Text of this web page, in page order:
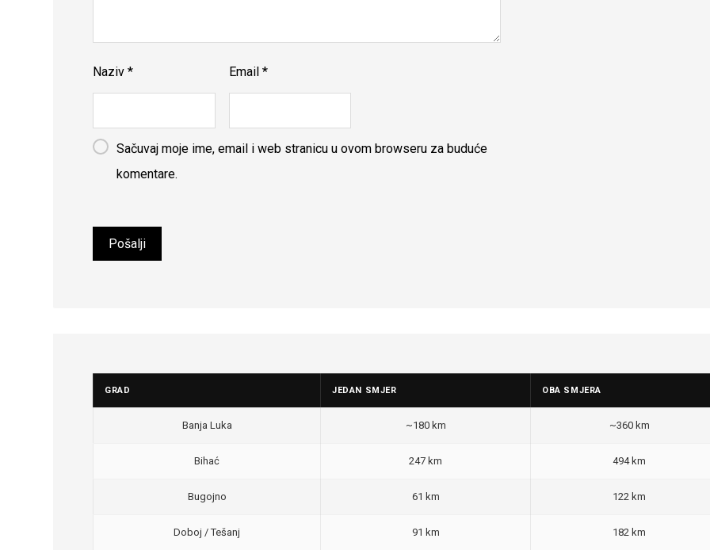
Naziv* Email *
Sačuvaj moje ime, email i web stranicu u ovom browseru za buduće
komentare.
GRAD JEDAN SMJER OBA SMJERA
Banja Luka ~180 km ~360 km
Bihać 247 km 494 km
Bugojno 61 km 122 km
Doboj / Tešanj 91 km 182 km